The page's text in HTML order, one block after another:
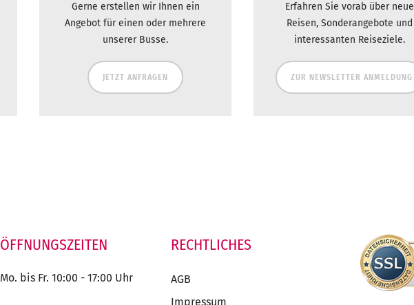
Gerne erstellen wir Ihnen ein
Angebot für einen oder mehrere
unserer Busse.
JETZT ANFRAGEN
Erfahren Sie vorab über neue
Reisen, Sonderangebote und
interessanten Reiseziele.
ZUR NEWSLETTER ANMELDUNG
ÖFFNUNGSZEITEN
Mo. bis Fr. 10:00 - 17:00 Uhr
RECHTLICHES
AGB
Impressum